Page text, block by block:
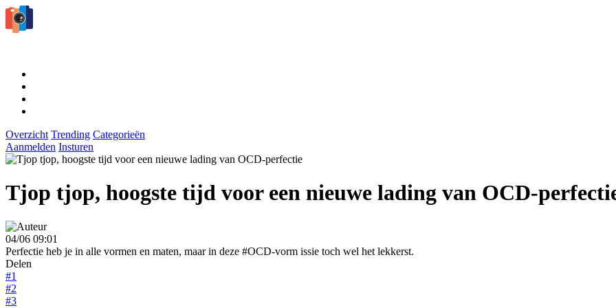
Overzicht Trending Categorieën
Aanmelden Insturen
Tjop tjop, hoogste tijd voor een nieuwe lading van OCD-
04/06 09:01
Perfectie heb je in alle vormen en maten, maar in deze #OCD-vorm issie toch wel het lekkerst.
Delen
#1
#2
#3